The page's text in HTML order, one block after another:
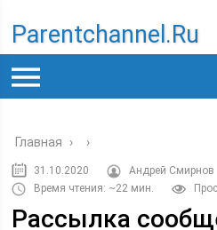
Parentchannel.ru
Главная › ›
31.10.2020
Андрей Смирнов
Время чтения: ~22 мин.
Рассылка